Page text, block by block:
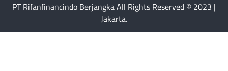
PT Rifanfinancindo Berjangka All Rights Reserved © 2023 |
Jakarta.